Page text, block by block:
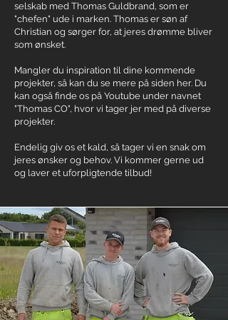
selskab med Thomas Guldbrand, som er
"chefen" ude i marken. Thomas er søn af
Christian og sørger for, at jeres drømme bliver
som ønsket.
Mangler du inspiration til dine kommende
projekter, så kan du se mere på siden her. Du
kan også finde os på Youtube under navnet
"Thomas CO", hvor vi tager jer med på diverse
projekter.
Endelig giv os et kald, så tager vi en snak om
jeres ønsker og behov. Vi kommer gerne ud
og laver et uforpligtende tilbud!